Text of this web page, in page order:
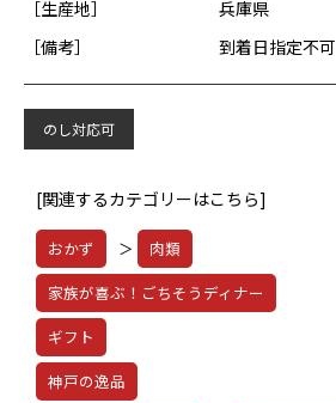
［生産地］
兵庫県
［備考］
到着日指定不可
のし対応可
[関連するカテゴリーはこちら]
おかず ＞
肉類
家族が喜ぶ！ごちそうディナー
ギフト
神戸の逸品